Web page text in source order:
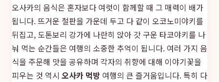
오사카의 음식은 혼자보다 여럿이 함께할 때 그 매력이 배가
됩니다. 뜨거운 철판을 가운데 두고 다 같이 오코노미야키를
뒤집고, 도톤보리 강가에 나란히 앉아 갓 구운 타코야키를 나
눠 먹는 순간들은 여행의 소중한 추억이 됩니다. 여러 가지 음
식을 주문해 맛을 공유하며 각자의 취향에 대해 이야기꽃을
피우는 것 역시 오사카 먹방 여행의 큰 즐거움입니다. 특히 다